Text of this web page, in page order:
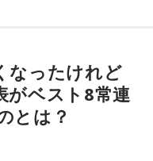
ーディングを終えた
を育てていく仕事でもあ
ての思いを語った。
なったけれど
がベスト8常連
とは？